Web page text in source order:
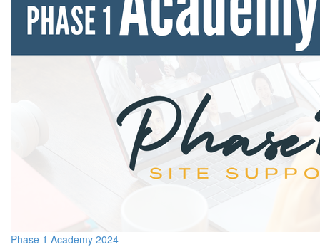
Phase 1 Academy 2024